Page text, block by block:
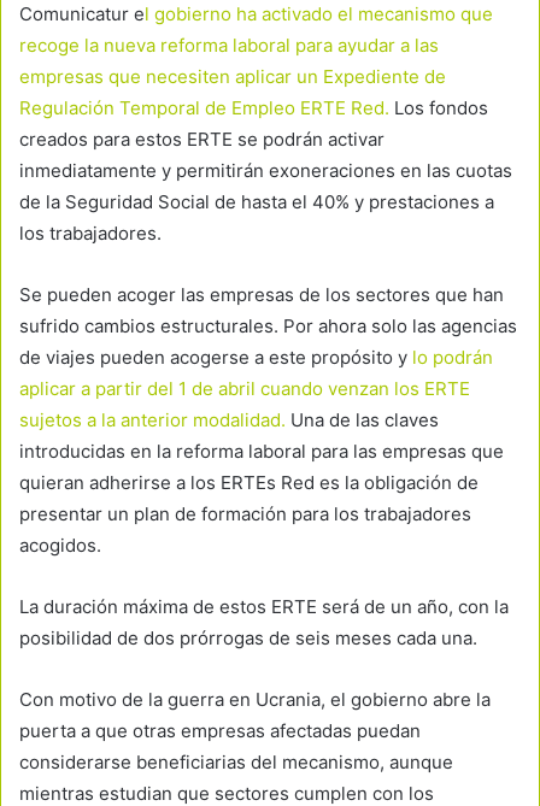
Comunicatur el gobierno ha activado el mecanismo que
recoge la nueva reforma laboral para ayudar a las
empresas que necesiten aplicar un Expediente de
Regulación Temporal de Empleo ERTE Red. Los fondos
creados para estos ERTE se podrán activar
inmediatamente y permitirán exoneraciones en las cuotas
de la Seguridad Social de hasta el 40% y prestaciones a
los trabajadores.
Se pueden acoger las empresas de los sectores que han
sufrido cambios estructurales. Por ahora solo las agencias
de viajes pueden acogerse a este propósito y lo podrán
aplicar a partir del 1 de abril cuando venzan los ERTE
sujetos a la anterior modalidad. Una de las claves
introducidas en la reforma laboral para las empresas que
quieran adherirse a los ERTEs Red es la obligación de
presentar un plan de formación para los trabajadores
acogidos.
La duración máxima de estos ERTE será de un año, con la
posibilidad de dos prórrogas de seis meses cada una.
Con motivo de la guerra en Ucrania, el gobierno abre la
puerta a que otras empresas afectadas puedan
considerarse beneficiarias del mecanismo, aunque
mientras estudian que sectores cumplen con los